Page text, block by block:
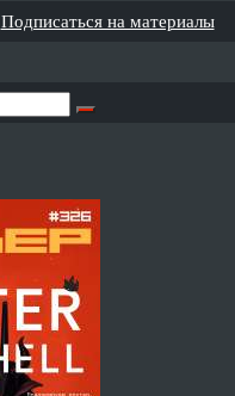
Подписаться на материалы